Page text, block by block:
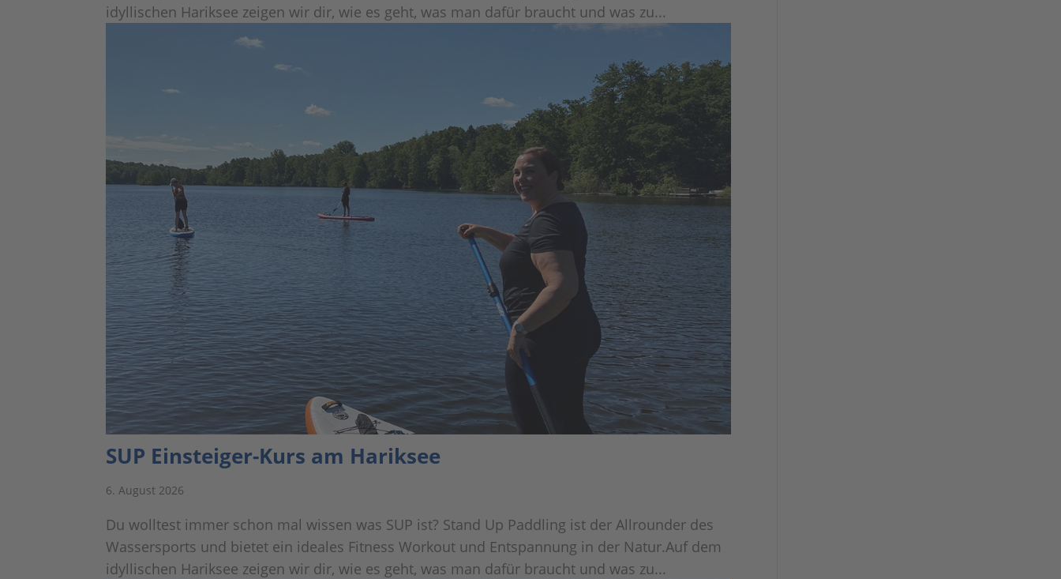
idyllischen Hariksee zeigen wir dir, wie es geht, was man dafür braucht und was zu...
SUP Einsteiger-Kurs am Hariksee
6. August 2026
Du wolltest immer schon mal wissen was SUP ist? Stand Up Paddling ist der Allrounder des
Wassersports und bietet ein ideales Fitness Workout und Entspannung in der Natur.Auf dem
idyllischen Hariksee zeigen wir dir, wie es geht, was man dafür braucht und was zu...